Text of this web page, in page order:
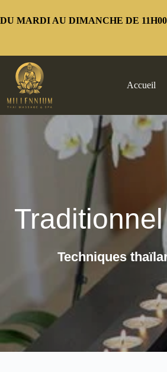
au
contenu
DU MARDI AU DIMANCHE DE
Accueil
Traditionnel
Techniques